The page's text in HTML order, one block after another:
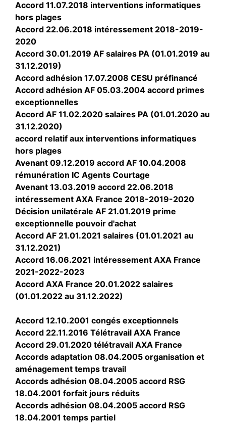
Accord 11.07.2018 interventions informatiques
hors plages
Accord 22.06.2018 intéressement 2018-2019-
2020
Accord 30.01.2019 AF salaires PA (01.01.2019 au
31.12.2019)
Accord adhésion 17.07.2008 CESU préfinancé
Accord adhésion AF 05.03.2004 accord primes
exceptionnelles
Accord AF 11.02.2020 salaires PA (01.01.2020 au
31.12.2020)
accord relatif aux interventions informatiques
hors plages
Avenant 09.12.2019 accord AF 10.04.2008
rémunération IC Agents Courtage
Avenant 13.03.2019 accord 22.06.2018
intéressement AXA France 2018-2019-2020
Décision unilatérale AF 21.01.2019 prime
exceptionnelle pouvoir d'achat
Accord AF 21.01.2021 salaires (01.01.2021 au
31.12.2021)
Accord 16.06.2021 intéressement AXA France
2021-2022-2023
Accord AXA France 20.01.2022 salaires
(01.01.2022 au 31.12.2022)
Accord 12.10.2001 congés exceptionnels
Accord 22.11.2016 Télétravail AXA France
Accord 29.01.2020 télétravail AXA France
Accords adaptation 08.04.2005 organisation et
aménagement temps travail
Accords adhésion 08.04.2005 accord RSG
18.04.2001 forfait jours réduits
Accords adhésion 08.04.2005 accord RSG
18.04.2001 temps partiel